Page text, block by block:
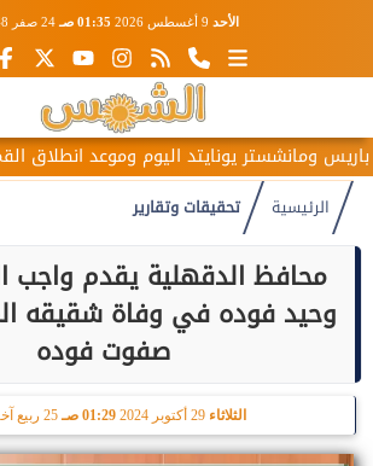
الأحد 01:35 صـ 24 صفر 1448
ومانشستر يونايتد اليوم وموعد انطلاق القمة
الرئيسية تحقيقات وتقارير
محافظ الدقهلية يقدم واجب
وحيد فوده في وفاة شقيقه
صفوت فوده
الثلاثاء 29 أكتوبر 2024 01:29 صـ 25 ربيع آخر 1446